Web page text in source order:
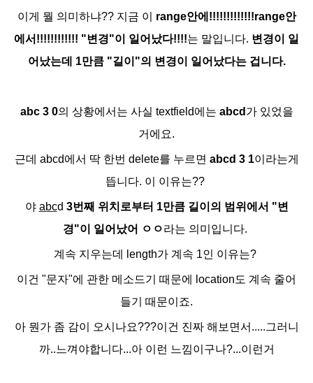
이게 뭘 의미하냐?? 지금 이 range안에!!!!!!!!!!!!!range안
에서!!!!!!!!!!!! "변경"이 일어났다!!!!는 말입니다. 변경이 일
어났는데 1만큼 "길이"의 변경이 일어났다는 겁니다.
abc 3 0의 상황에서는 사실 textfield에는 abcd 가 있었을
거에요.
근데 abcd에서 딱 한번 delete를 누르면 abcd 3 1이라는게
뜹니다. 이 이유는??
야 abcd 3번째 위치로부터 1만큼 길이의 범위에서 "변
경"이 일어났어 ㅇㅇ라는 의미입니다.
계속 지우는데 length가 계속 1인 이유는?
이건 "문자"에 관한 메소드기 때문에 location도 계속 줄어
들기 때문이죠.
아 뭔가 좀 감이 오시나요???이건 진짜 해보면서.....그러니
까..느껴야합니다...아 이런 느낌이구나?...이런거